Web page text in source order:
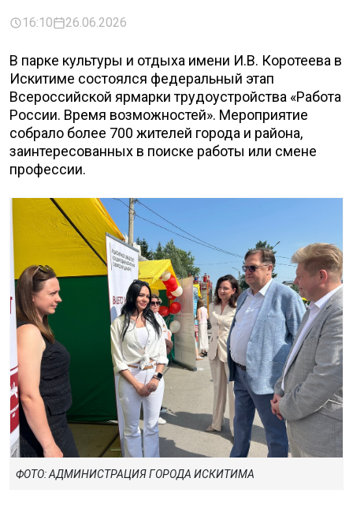
16:10 26.06.2026
В парке культуры и отдыха имени И.В. Коротеева в
Искитиме состоялся федеральный этап
Всероссийской ярмарки трудоустройства «Работа
России. Время возможностей». Мероприятие
собрало более 700 жителей города и района,
заинтересованных в поиске работы или смене
профессии.
ФОТО: АДМИНИСТРАЦИЯ ГОРОДА ИСКИТИМА